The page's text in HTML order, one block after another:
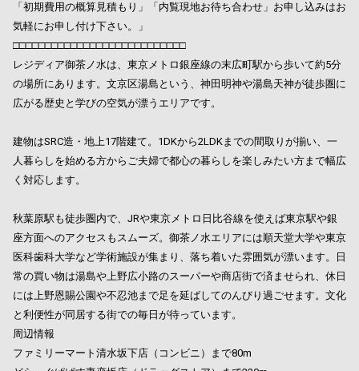
「初期費用の概算見積もり」「内覧現地お待ち合わせ」お申し込みはお
気軽にお申し付け下さい。」
□□□□□□□□□□□□□□□□□□□□□□□□□□□
レジディア御茶ノ水は、東京メトロ銀座線の末広町駅から歩いて約5分
の場所にあります。文京区湯島という、神田明神や湯島天神が徒歩圏に
広がる歴史と学びの空気が漂うエリアです。
建物はSRC造・地上17階建て。1DKから2LDKまでの間取りが揃い、一
人暮らしを始める方からご夫婦で都心の暮らしを楽しみたい方まで幅広
く対応します。
秋葉原駅も徒歩圏内で、JRや東京メトロ日比谷線を使えば東京駅や銀
座方面へのアクセスもスムーズ。御茶ノ水エリアには順天堂大学や東京
医科歯科大学など学術施設が集まり、落ち着いた雰囲気が漂います。日
常の買い物は湯島や上野広小路のスーパーや商店街で済ませられ、休日
には上野恩賜公園や不忍池まで足を延ばしてのんびり過ごせます。文化
と利便性が同居する街での毎日が待っています。
周辺情報
ファミリーマート清水坂下店（コンビニ）まで80m